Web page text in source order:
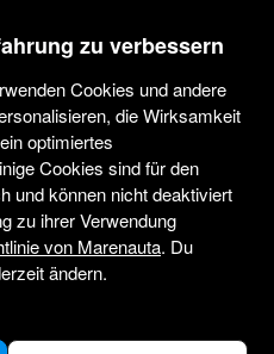
ein und finden
zu verbessern
Cookies und andere
die Wirksamkeit
optimiertes
Cookies sind für den
und können nicht deaktiviert
zu ihrer Verwendung
von Marenauta. Du
ändern.